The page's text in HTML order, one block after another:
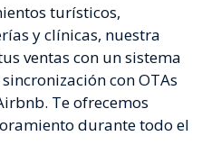
turísticos,
y clínicas, nuestra
ventas con un sistema
con OTAs
Te ofrecemos
durante todo el